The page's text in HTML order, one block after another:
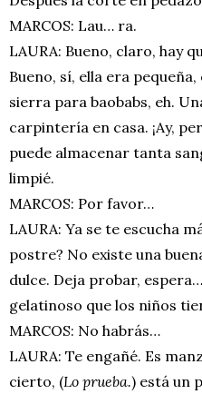
MARCOS: Lau… ra.
LAURA: Bueno, claro, hay
Bueno, sí, ella era
sierra para baobabs, eh.
carpintería en casa. ¡Ay,
puede almacenar tanta
limpié.
MARCOS: Por favor…
LAURA: Ya se te escucha
postre? No existe una
dulce. Deja probar,
gelatinoso que los niños
MARCOS: No habrás…
LAURA: Te engañé. Es
cierto, (Lo prueba.) está un